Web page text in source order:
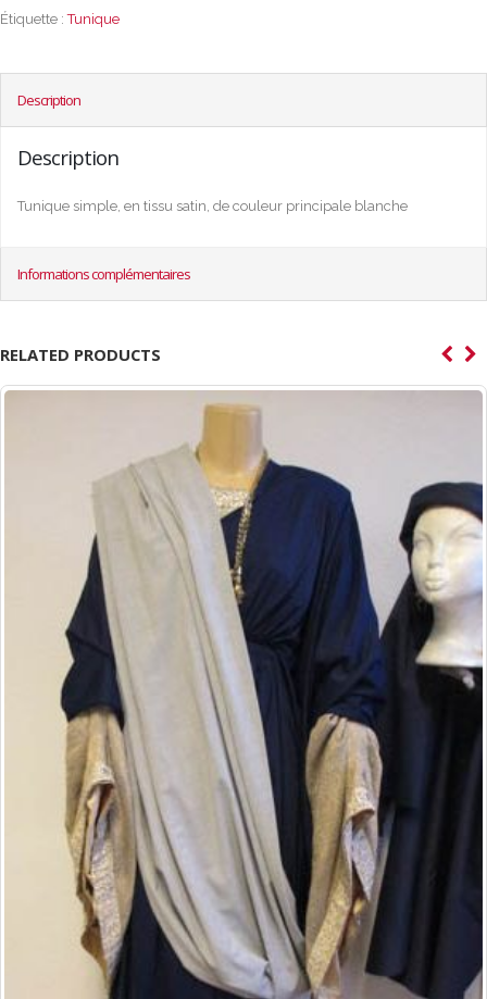
Étiquette :Tunique
Description
Description
Tunique simple, en tissu satin, de couleur principale blanche
Informations complémentaires
RELATED PRODUCTS